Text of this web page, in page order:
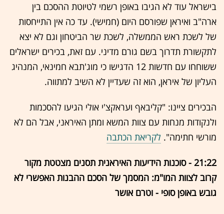
בישראל עוד לא הגיבו באופן רשמי לטיוטת ההסכם בין
ארה"ב ואיראן שפורסם היום (חמישי). עד כה אין התייחסות
של לשכת ראש הממשלה, לשכת שר הביטחון וגם לא יצא
לתקשורת תדרוך בשם גורם מדיני. עם זאת, בכירים ישראלים
ששוחחו עם חדשות 12 הדגישו כי מוג'תבא חמינאי, המנהיג
העליון של איראן, הוא זה שעדיין לא השיב למתווה.
הבכירים ציינו: "קליבאף ועראקצ'י אולי הגיעו להסכמות
ולנקודות מנחות עם צוות המשא ומתן האיראני, אבל הם לא
מורשי חתימה". לקריאת הכתבה
21:22 - סוכנות הידיעות האיראנית תסנים מצטטת מקור
קרוב לצוות המו"מ: המסמך של הסכם ההבנות האפשרי לא
גובש באופן סופי - וטרם אושר